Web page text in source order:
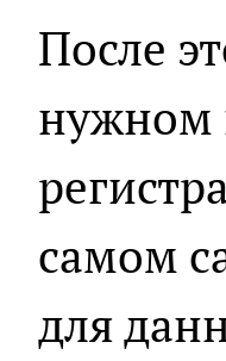
После
нужном
самом
для